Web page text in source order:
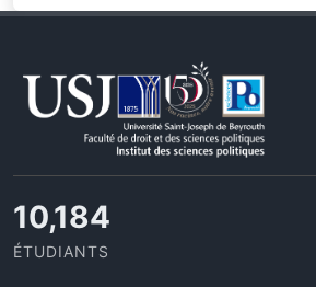
11,110
ÉTUDIANTS